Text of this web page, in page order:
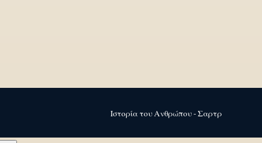
Ιστορία του Ανθρώπου - Σαρτρ